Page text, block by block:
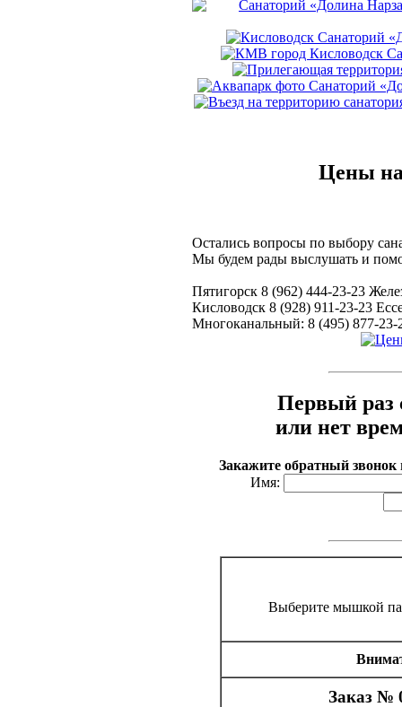
Цены на
Остались вопросы по выбору
Мы будем рады выслушать и
Пятигорск 8 (962) 444-23-23
Кисловодск 8 (928) 911-23-23
Многоканальный: 8 (495) 877-23-
Первый раз
или нет
Закажите обратный звонок
Имя:
Выберите мышкой
Заказ №